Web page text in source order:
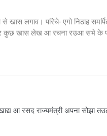
लगाव। परिचे- एगो निठाह
कुछ खास लेख आ रचना रउआ सभे